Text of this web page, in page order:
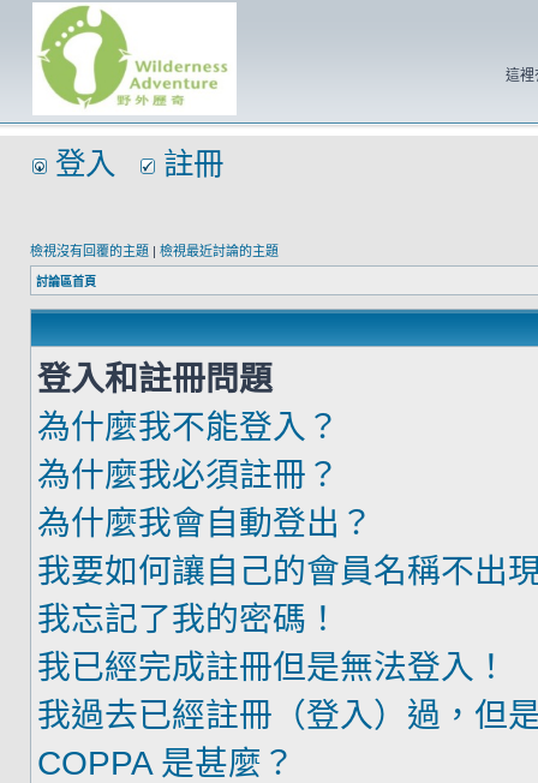
這裡
登入 註冊
檢視沒有回覆的主題 | 檢視最近討論的主題
討論區首頁
登入和註冊問題
為什麼我不能登入？
為什麼我必須註冊？
為什麼我會自動登出？
我要如何讓自己的會員名稱不出
我忘記了我的密碼！
我已經完成註冊但是無法登入！
我過去已經註冊（登入）過，但
COPPA 是甚麼？